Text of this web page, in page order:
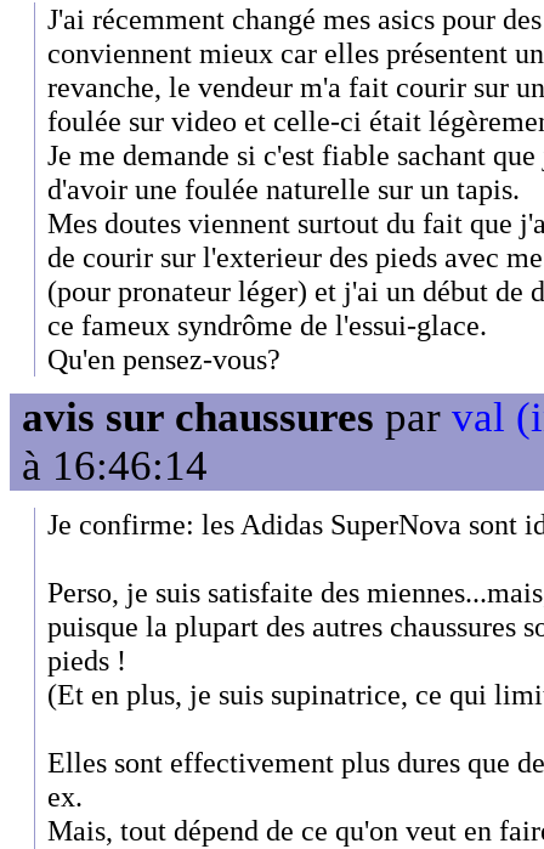
J'ai récemment changé mes asics pour
conviennent mieux car elles présentent
revanche, le vendeur m'a fait courir sur
foulée sur video et celle-ci était
Je me demande si c'est fiable sachant
d'avoir une foulée naturelle sur un tapis.
Mes doutes viennent surtout du fait que
de courir sur l'exterieur des pieds avec
(pour pronateur léger) et j'ai un début de
ce fameux syndrôme de l'essui-glace.
Qu'en pensez-vous?
avis sur chaussures par val
à 16:46:14
Je confirme: les Adidas SuperNova sont
Perso, je suis satisfaite des
puisque la plupart des autres chaussures
pieds !
(Et en plus, je suis supinatrice, ce qui
Elles sont effectivement plus dures que
ex.
Mais, tout dépend de ce qu'on veut en